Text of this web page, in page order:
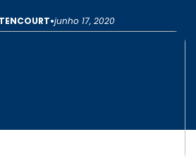
•junho 17, 2020